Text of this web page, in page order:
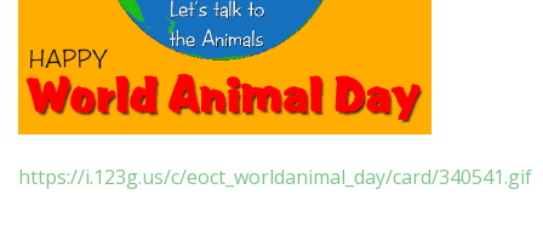
https://i.123g.us/c/eoct_worldanimal_day/card/340541.gif